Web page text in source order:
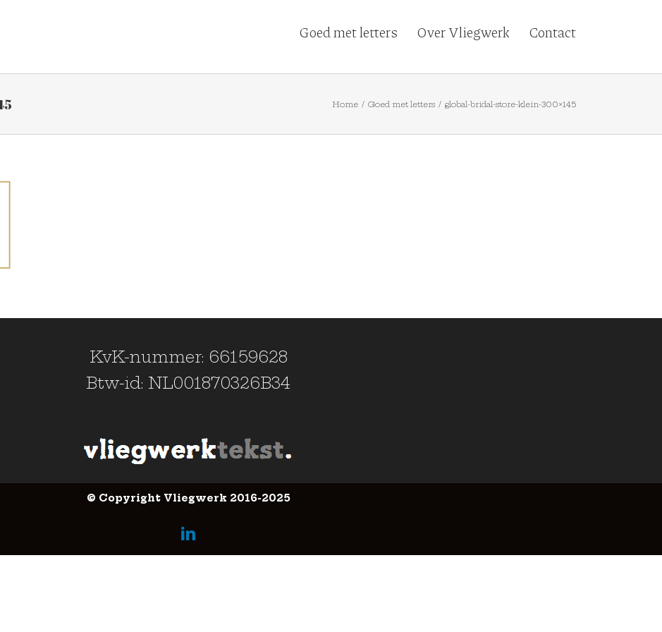
Goed met letters Over Vliegwerk Contact
Home / Goed met letters / global-bridal-store-klein-300×145
KvK-nummer: 66159628
Btw-id: NL001870326B34
© Copyright Vliegwerk 2016-2025
LinkedIn